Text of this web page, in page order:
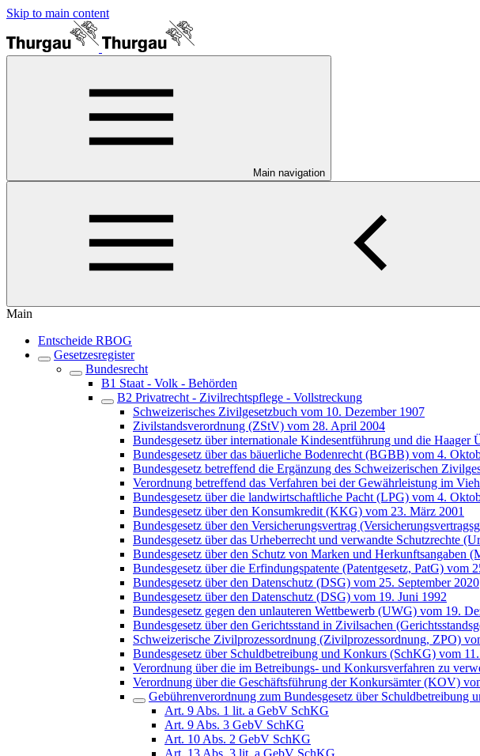
Skip to main content
Main navigation
Main
Entscheide RBOG
Gesetzesregister
Bundesrecht
B1 Staat - Volk - Behörden
B2 Privatrecht - Zivilrechtspflege - Vollstreckung
Schweizerisches Zivilgesetzbuch vom 10. Dezember 1907
Zivilstandsverordnung (ZStV) vom 28. April 2004
Bundesgesetz über internationale Kindesentführung und die
Bundesgesetz über das bäuerliche Bodenrecht (BGBB) vom 4.
Bundesgesetz betreffend die Ergänzung des Schweizerischen
Verordnung betreffend das Verfahren bei der Gewährleistung im
Bundesgesetz über die landwirtschaftliche Pacht (LPG) vom 4.
Bundesgesetz über den Konsumkredit (KKG) vom 23. März 2001
Bundesgesetz über den Versicherungsvertrag
Bundesgesetz über das Urheberrecht und verwandte Schutzrechte
Bundesgesetz über den Schutz von Marken und Herkunftsangaben
Bundesgesetz über die Erfindungspatente (Patentgesetz, PatG) vom
Bundesgesetz über den Datenschutz (DSG) vom 25. September 2020
Bundesgesetz über den Datenschutz (DSG) vom 19. Juni 1992
Bundesgesetz gegen den unlauteren Wettbewerb (UWG) vom 19.
Bundesgesetz über den Gerichtsstand in Zivilsachen
Schweizerische Zivilprozessordnung (Zivilprozessordnung, ZPO)
Bundesgesetz über Schuldbetreibung und Konkurs (SchKG) vom
Verordnung über die im Betreibungs- und Konkursverfahren zu
Verordnung über die Geschäftsführung der Konkursämter (KOV)
Gebührenverordnung zum Bundesgesetz über
Art. 9 Abs. 1 lit. a GebV SchKG
Art. 9 Abs. 3 GebV SchKG
Art. 10 Abs. 2 GebV SchKG
Art. 13 Abs. 3 lit. a GebV SchKG